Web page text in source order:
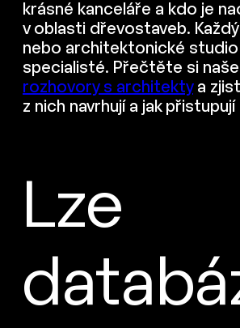
krásné kanceláře a kdo je
v oblasti dřevostaveb.
nebo architektonické studio
specialisté. Přečtěte si
rozhovory s architektya
z nich navrhují a jak přistupují
Lze